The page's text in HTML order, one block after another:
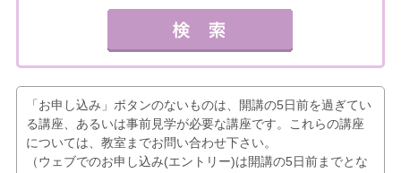
「お申し込み」ボタンのないものは、開講の5日前を過ぎてい
る講座、あるいは事前見学が必要な講座です。これらの講座
については、教室までお問い合わせ下さい。
（ウェブでのお申し込み(エントリー)は開講の5日前までとな